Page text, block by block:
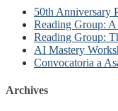
50th Anniversary
Reading Group:
Reading Group:
AI Mastery
Convocatoria a
Archives